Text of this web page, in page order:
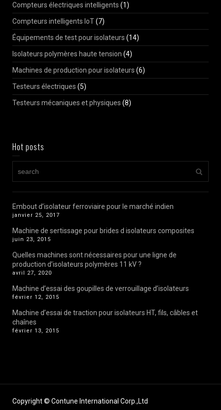
Compteurs électriques intelligents (1)
Compteurs intelligents IoT(7)
Équipements de test pour isolateurs (14)
Isolateurs polymères haute tension (4)
Machines de production pour isolateurs (6)
Testeurs électriques (5)
Testeurs mécaniques et physiques (8)
Hot posts
Embout d’isolateur ferroviaire pour le marché indien
janvier 25, 2017
Machine de sertissage pour brides d isolateurs composites
juin 23, 2015
Quelles machines sont nécessaires pour une ligne de
production d’isolateurs polymères 11 kV ?
avril 27, 2020
Machine d’essai des goupilles de verrouillage d’isolateurs
février 12, 2015
Machine d’essai de traction pour isolateurs HT, fils, câbles et
chaînes
février 13, 2015
Copyright © Contune International Corp.,Ltd